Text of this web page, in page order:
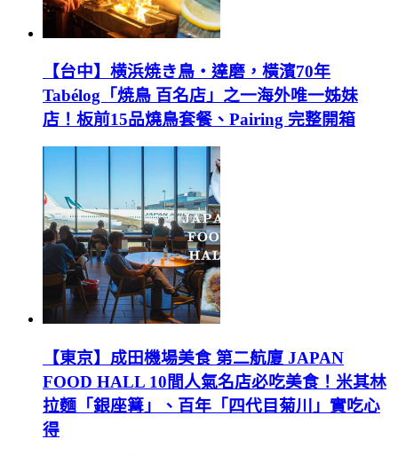
【台中】横浜焼き鳥‧達磨，橫濱70年
Tabélog「焼鳥 百名店」之一海外唯一姊妹
店！板前15品燒鳥套餐、Pairing 完整開箱
【東京】成田機場美食 第二航廈 JAPAN
FOOD HALL 10間人氣名店必吃美食！米其林
拉麵「銀座篝」、百年「四代目菊川」實吃心
得